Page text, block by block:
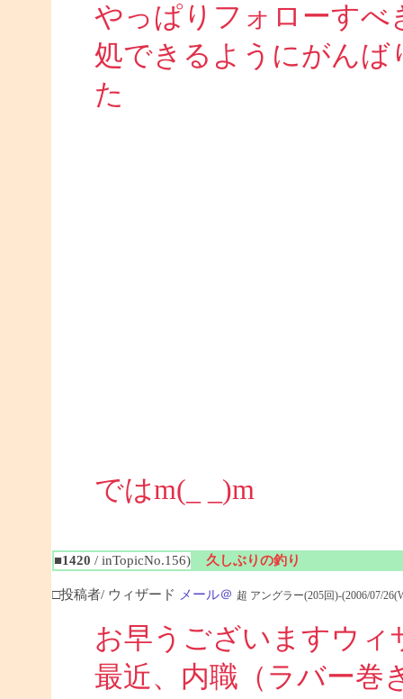
やっぱりフォローすべ
処できるようにがん
た
ではm(_ _)m
■1420 / inTopicNo.156) 久しぶりの釣り
□投稿者/ ウィザード メール＠ 超 アングラー(205回)-(2006/07/
お早うございますウィ
最近、内職（ラバー巻